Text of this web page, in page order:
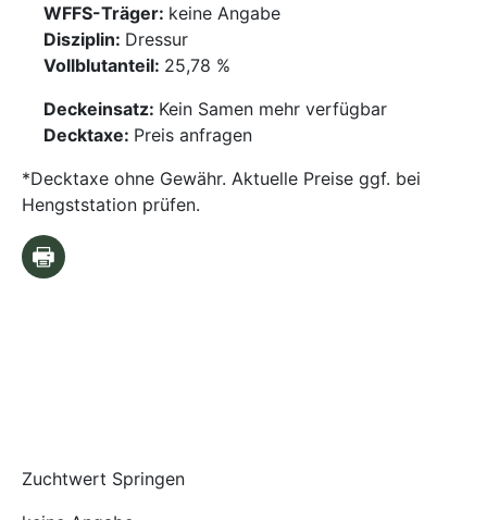
WFFS-Träger: keine Angabe
Disziplin: Dressur
Vollblutanteil: 25,78 %
Deckeinsatz: Kein Samen mehr verfügbar
Decktaxe: Preis anfragen
*Decktaxe ohne Gewähr. Aktuelle Preise ggf. bei
Hengststation prüfen.
Zuchtwert Springen